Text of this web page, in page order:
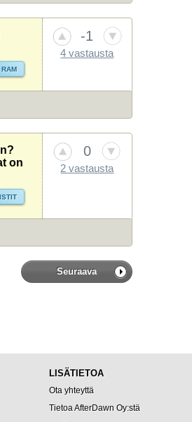
RAM
-1
4 vastausta
on
0
2 vastausta
Seuraava
LISÄTIETOA
Ota yhteyttä
Tietoa AfterDawn Oy:stä